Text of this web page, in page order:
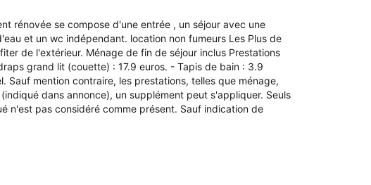
rénovée se compose d'une entrée , un séjour avec une
et un wc indépendant. location non fumeurs Les Plus de
de l'extérieur. Ménage de fin de séjour inclus Prestations
grand lit (couette) : 17.9 euros. - Tapis de bain : 3.9
Sauf mention contraire, les prestations, telles que ménage,
dans annonce), un supplément peut s'appliquer. Seuls
n'est pas considéré comme présent. Sauf indication de